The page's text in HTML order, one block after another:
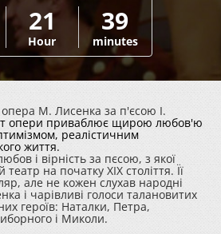
21
Hour
39
minutes
опера М. Лисенка за п'єсою І.
опери приваблює щирою любов'ю
реалістичним
життя.
і вірність за пєсою, з якої
на початку ХІХ століття. Її
але не кожен слухав народні
і чарівливі голоси талановитих
героїв: Наталки, Петра,
і Миколи.